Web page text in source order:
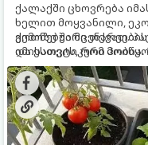
ქალაქში ცხოვრება
ხელით მოყვანილი,
გემოზე უარი თქვათ.
იმისათვის, რომ
ყოველდღიურად ახალ,
ბოსტნეულს მოკრეფთ.
ქოთნებში
და ესთეტიკური
კულტურები ეგუებიან
და როგორ მოუაროთ